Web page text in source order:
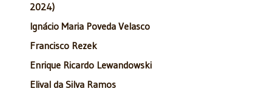
2024)
Ignácio Maria Poveda Velasco
Francisco Rezek
Enrique Ricardo Lewandowski
Elival da Silva Ramos